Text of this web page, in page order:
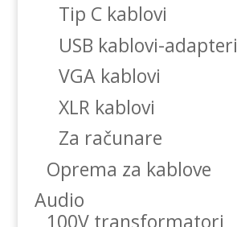
Tip C kablovi
USB kablovi-adapteri
VGA kablovi
XLR kablovi
Za računare
Oprema za kablove
Audio
100V transformatori